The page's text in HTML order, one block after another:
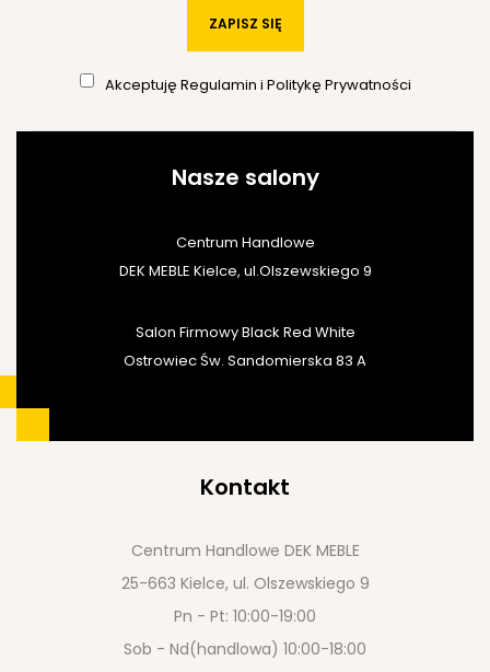
ZAPISZ SIĘ
Akceptuję Regulamin i Politykę Prywatności
Nasze salony
Centrum Handlowe
DEK MEBLE Kielce, ul.Olszewskiego 9
Salon Firmowy Black Red White
Ostrowiec Św. Sandomierska 83 A
Kontakt
Centrum Handlowe DEK MEBLE
25-663 Kielce, ul. Olszewskiego 9
Pn - Pt: 10:00-19:00
Sob - Nd(handlowa) 10:00-18:00